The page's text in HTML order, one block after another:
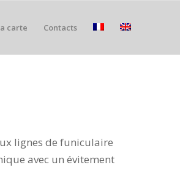
carte Contacts
lignes de funiculaire
avec un évitement